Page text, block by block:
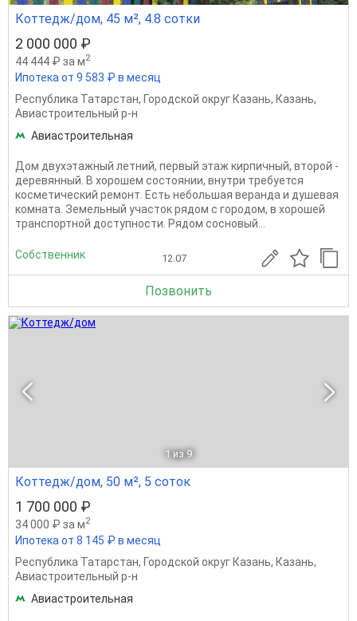
Коттедж/дом, 45 м², 4.8 сотки
2 000 000 ₽
44 444 ₽ за м2
Ипотека от 9 583 ₽ в месяц
Республика Татарстан, Городской округ Казань, Казань,
Авиастроительный р-н
Авиастроительная
Дом двухэтажный летний, первый этаж кирпичный, второй -
деревянный. В хорошем состоянии, внутри требуется
косметический ремонт. Есть небольшая веранда и душевая
комната. Земельный участок рядом с городом, в хорошей
транспортной доступности. Рядом сосновый...
Собственник 12.07
Позвонить
1 из 9
Коттедж/дом, 50 м², 5 соток
1 700 000 ₽
34 000 ₽ за м2
Ипотека от 8 145 ₽ в месяц
Республика Татарстан, Городской округ Казань, Казань,
Авиастроительный р-н
Авиастроительная